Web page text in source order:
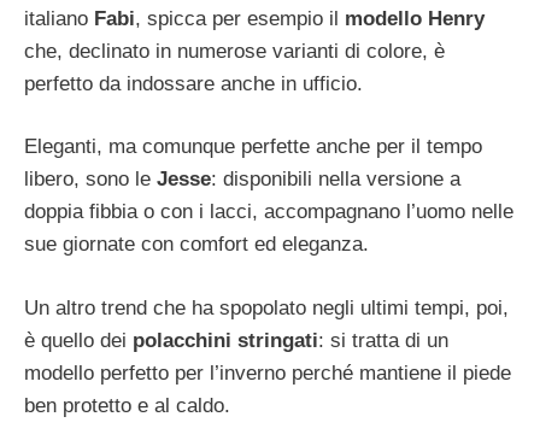
italiano Fabi, spicca per esempio il modello Henry
che, declinato in numerose varianti di colore, è
perfetto da indossare anche in ufficio.
Eleganti, ma comunque perfette anche per il tempo
libero, sono le Jesse: disponibili nella versione a
doppia fibbia o con i lacci, accompagnano l’uomo nelle
sue giornate con comfort ed eleganza.
Un altro trend che ha spopolato negli ultimi tempi, poi,
è quello dei polacchini stringati: si tratta di un
modello perfetto per l’inverno perché mantiene il piede
ben protetto e al caldo.